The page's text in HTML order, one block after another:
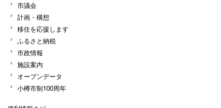
市議会
計画・構想
移住を応援します
ふるさと納税
市政情報
施設案内
オープンデータ
小樽市制100周年